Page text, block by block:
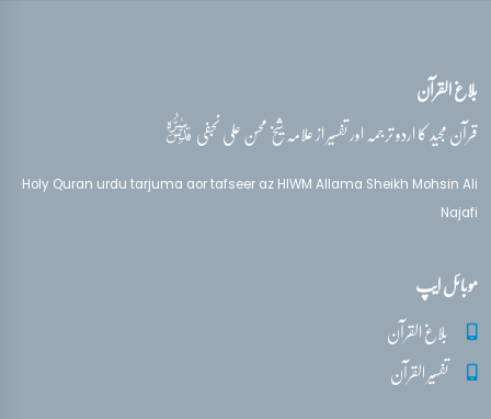
بلاغ القرآن
قرآن مجید کا اردو ترجمہ اور تفسیر از علامہ شیخ محسن علی نجفیقدس‌سره
Holy Quran urdu tarjuma aor tafseer az HIWM Allama Sheikh Mohsin Ali
Najafi
موبائل ایپ
بلاغ القرآن
تفسیر القرآن